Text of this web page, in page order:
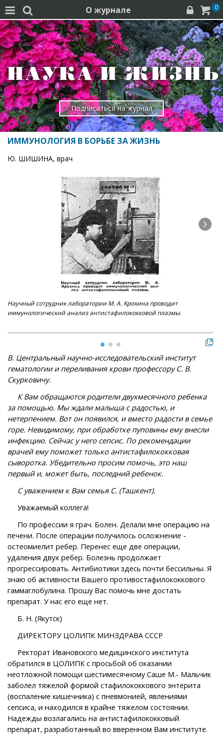
  О журнале   0
Подписаться на журнал
ИММУНОЛОГИЯ В БОРЬБЕ ЗА ЖИЗНЬ
Ю. ШИШИНА, врач
Научный сотрудник лаборатории М. А. Kpoxинa проводит
иммунологический анализ антистафилококковой плазмы.
В. Центральный научно-исследовательский институт
гематологии и переливания крови профессору С. В.
Скурковичу.
К Вам обращаются родители двухмесячного ребенка
за помощью. Мы ждали малыша с радостью, и
нетерпением. Вот он появился, и вместо радости в семье
горе. Невидимому, при обработке пуповины ему внесли
инфекцию. Сейчас у него сепсис. По рекомендации
врачей ему поможет только антистафилококковая
сыворотка. Убедительно просим помочь, это наш
первый и, может быть, последний ребенок.
С уважением к Вам семья С. (Ташкент).
Уважаемый коллега!
По профессии я грач. Болен. Делали мне операцию на
печени. После операции получилось осложнение -
остеомиелит ребер. Перенес еще две операции,
удаления двух ребер. Болезнь продолжает
прогрессировать. Антибиотики здесь почти бессильны. Я
знаю об активности Вашего противостафилококкового
гаммаглобулина. Прошу Вас помочь мне достать
препарат. У нас его еще нет.
Б. Н. (Якутск)
ДИРЕКТОРУ ЦОЛИПК МИНЗДРАВА СССР
Ректорат Ивановского медицинского института
обратился в ЦОЛИПК с просьбой об оказании
неотложной помощи шестимесячному Саше М.- Мальчик
заболел тяжелой формой стафилококкового энтерита
(воспаление кишечника) с пневмонией, явлениями
сепсиса, и находился в крайне тяжелом состоянии.
Надежды возлагались на антистафилококковый
препарат, разработанный во вверенном Вам институте.